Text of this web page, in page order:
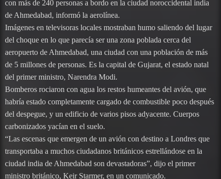
con más de 240 personas a bordo en la ciudad noroccidental india
de Ahmedabad, informó la aerolínea.
Imágenes en televisoras locales mostraban humo saliendo del lugar
del choque en lo que parecía ser una zona poblada cerca del
aeropuerto de Ahmedabad, una ciudad con una población de más
de 5 millones de personas. Es la capital de Gujarat, el estado natal
del primer ministro, Narendra Modi.
Bomberos rociaron con agua los restos humeantes del avión, que
habría estado completamente cargado de combustible poco después
del despegue, y un edificio de varios pisos adyacente. Cuerpos
carbonizados yacían en el suelo.
“Las escenas que emergen de un avión con destino a Londres que
transportaba a muchos ciudadanos británicos estrellándose en la
ciudad india de Ahmedabad son devastadoras”, dijo el primer
ministro británico, Keir Starmer, en un comunicado.